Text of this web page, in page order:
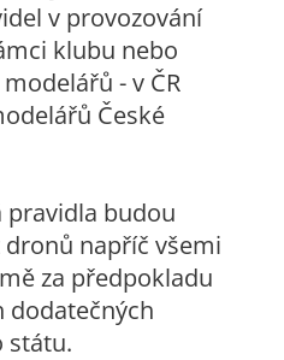
v provozování
klubu nebo
- v ČR
České
budou
napříč všemi
za předpokladu
dodatečných
státu.